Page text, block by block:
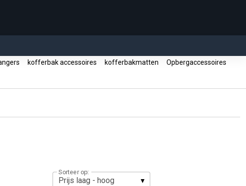
kofferbak accessoires kofferbakmatten
Opbergaccessoires
Sorteer op: